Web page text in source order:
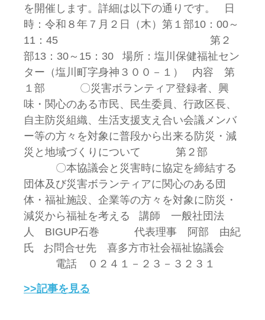
を開催します。詳細は以下の通りです。 日
時：令和８年７月２日（木）第１部10：00～
11：45 第２
部13：30～15：30 場所：塩川保健福祉セン
ター（塩川町字身神３００－１） 内容 第
１部 〇災害ボランティア登録者、興
味・関心のある市民、民生委員、行政区長、
自主防災組織、生活支援支え合い会議メンバ
ー等の方々を対象に普段から出来る防災・減
災と地域づくりについて 第２部
〇本協議会と災害時に協定を締結する
団体及び災害ボランティアに関心のある団
体・福祉施設、企業等の方々を対象に防災・
減災から福祉を考える 講師 一般社団法
人 BIGUP石巻 代表理事 阿部 由紀
氏 お問合せ先 喜多方市社会福祉協議会
電話 ０２４１－２３－３２３１
>>記事を見る